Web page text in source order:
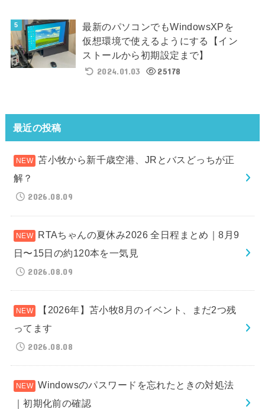
最新のパソコンでもWindowsXPを
仮想環境で使えるようにする【イン
ストールから初期設定まで】
2024.01.03
25178
最近の投稿
苫小牧から新千歳空港、JRとバスどっちが正
解？
2026.08.09
RTAちゃんの夏休み2026 全日程まとめ｜8月9
日〜15日の約120本を一気見
2026.08.09
【2026年】苫小牧8月のイベント、まだ2つ残
ってます
2026.08.08
Windowsのパスワードを忘れたときの対処法
｜初期化前の確認